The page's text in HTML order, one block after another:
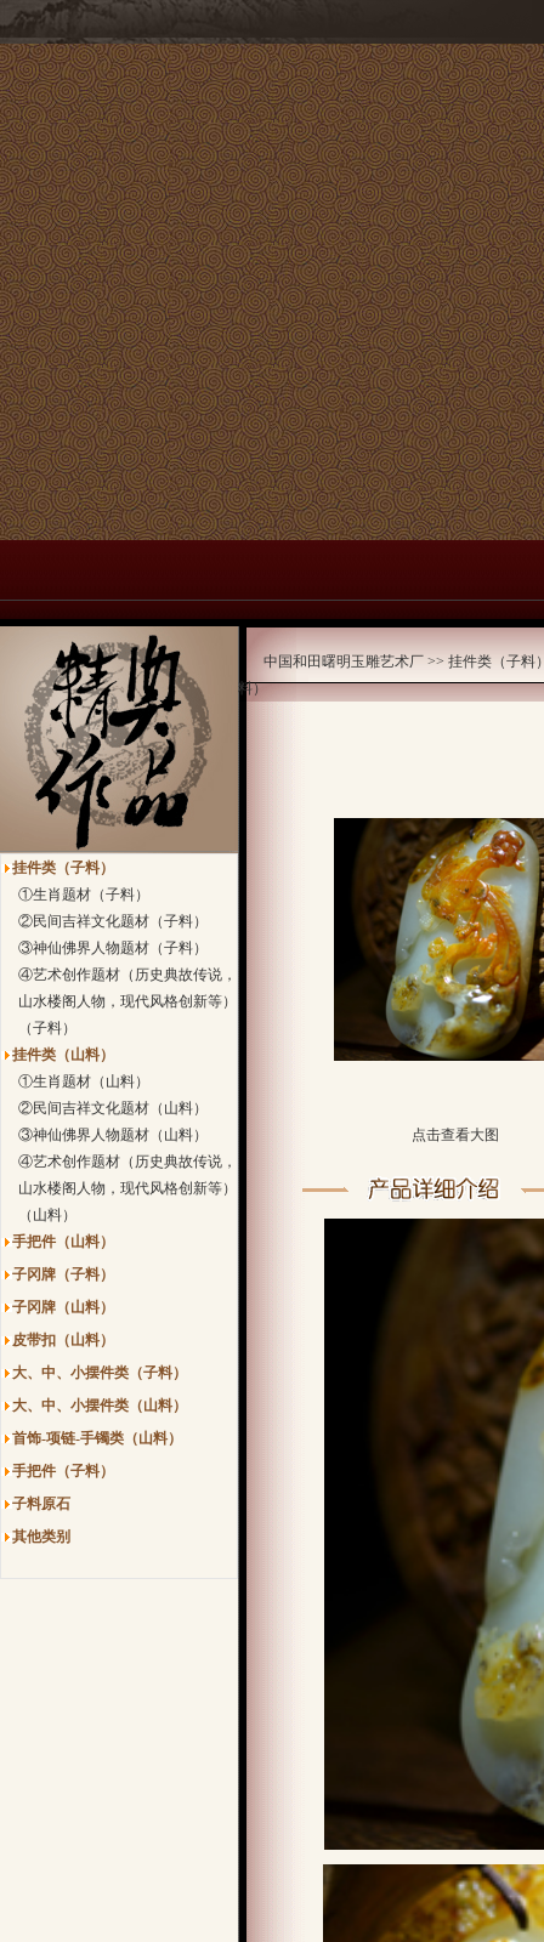
挂件类（子料）
①生肖题材（子料）
②民间吉祥文化题材（子料）
③神仙佛界人物题材（子料）
④艺术创作题材（历史典故传说，
山水楼阁人物，现代风格创新等）
（子料）
挂件类（山料）
①生肖题材（山料）
②民间吉祥文化题材（山料）
③神仙佛界人物题材（山料）
④艺术创作题材（历史典故传说，
山水楼阁人物，现代风格创新等）
（山料）
手把件（山料）
子冈牌（子料）
子冈牌（山料）
皮带扣（山料）
大、中、小摆件类（子料）
大、中、小摆件类（山料）
首饰-项链-手镯类（山料）
手把件（子料）
子料原石
其他类别
中国和田曙明玉雕艺术厂 >> 挂件类（子料
料）
点击查看大图